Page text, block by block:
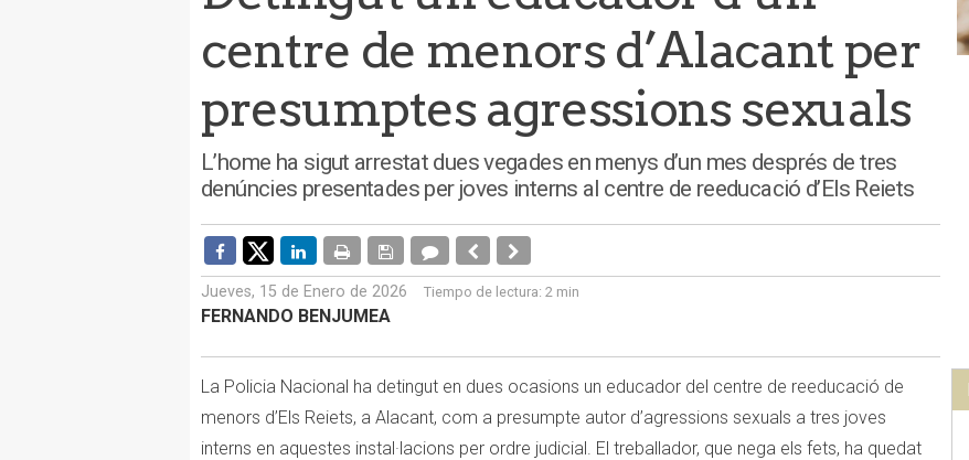
centre de menors d’Alacant per
presumptes agressions sexuals
L’home ha sigut arrestat dues vegades en menys d’un mes després de tres
denúncies presentades per joves interns al centre de reeducació d’Els Reiets
Jueves, 15 de Enero de 2026 Tiempo de lectura: 2 min
FERNANDO BENJUMEA
La Policia Nacional ha detingut en dues ocasions un educador del centre de reeducació de
menors d’Els Reiets, a Alacant, com a presumpte autor d’agressions sexuals a tres joves
interns en aquestes instal·lacions per ordre judicial. El treballador, que nega els fets, ha quedat